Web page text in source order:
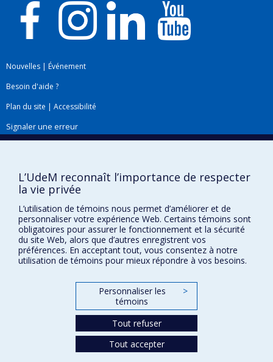
Projets d’assistance technique et de
coopération internationale
PME et commerces de détail
Nouvelles | Événement
Besoin d'aide ?
Plan du site | Accessibilité
Signaler une erreur
Téléchargez les logos de l'ESPUM
Conditions d’utilisation
L’UdeM reconnaît l’importance de respecter
la vie privée
L’utilisation de témoins nous permet d’améliorer et de
personnaliser votre expérience Web. Certains témoins sont
obligatoires pour assurer le fonctionnement et la sécurité
du site Web, alors que d’autres enregistrent vos
préférences. En acceptant tout, vous consentez à notre
utilisation de témoins pour mieux répondre à vos besoins.
Personnaliser les
témoins
>
Tout refuser
Tout accepter